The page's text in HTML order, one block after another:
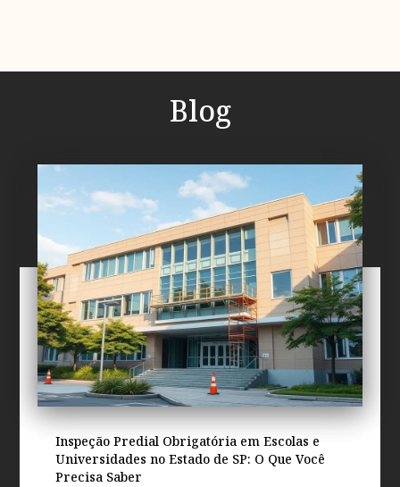
Blog
Inspeção Predial Obrigatória em Escolas e
Universidades no Estado de SP: O Que Você
Precisa Saber